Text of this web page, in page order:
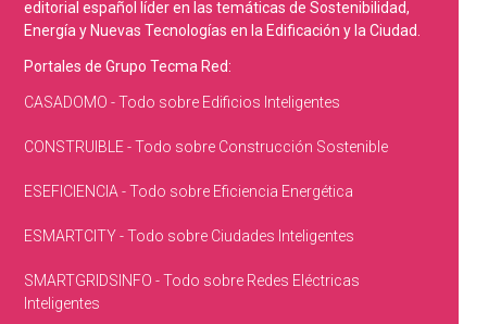
editorial español líder en las temáticas de Sostenibilidad,
Energía y Nuevas Tecnologías en la Edificación y la Ciudad.
Portales de Grupo Tecma Red:
CASADOMO - Todo sobre Edificios Inteligentes
CONSTRUIBLE - Todo sobre Construcción Sostenible
ESEFICIENCIA - Todo sobre Eficiencia Energética
ESMARTCITY - Todo sobre Ciudades Inteligentes
SMARTGRIDSINFO - Todo sobre Redes Eléctricas
Inteligentes